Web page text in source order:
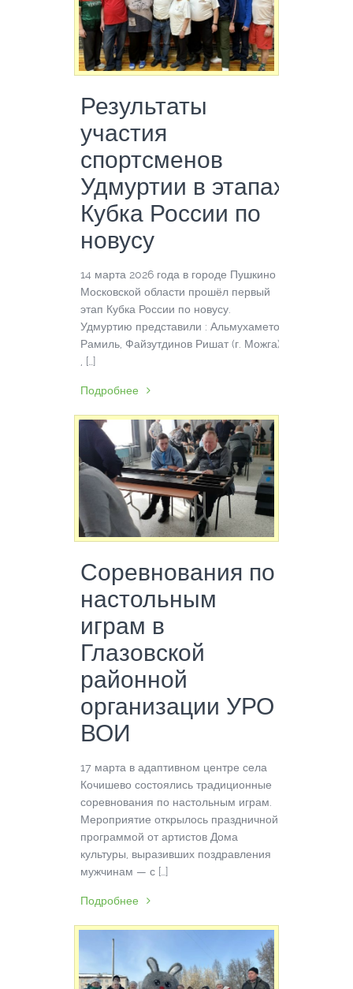
Результаты
участия
спортсменов
Удмуртии в этапах
Кубка России по
новусу
14 марта 2026 года в городе Пушкино
Московской области прошёл первый
этап Кубка России по новусу.
Удмуртию представили : Альмухаметов
Рамиль, Файзутдинов Ришат (г. Можга)
, […]
Подробнее
Соревнования по
настольным
играм в
Глазовской
районной
организации УРО
ВОИ
17 марта в адаптивном центре села
Кочишево состоялись традиционные
соревнования по настольным играм.
Мероприятие открылось праздничной
программой от артистов Дома
культуры, выразивших поздравления
мужчинам — с […]
Подробнее